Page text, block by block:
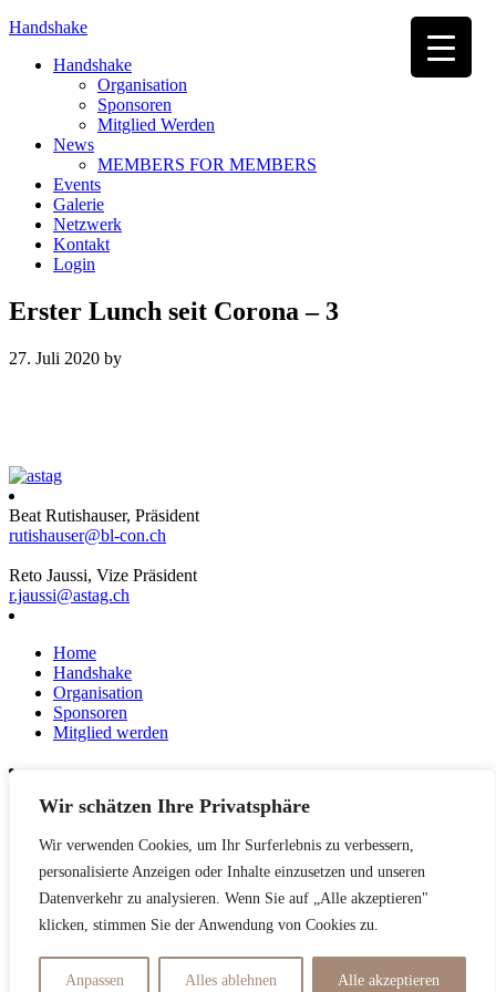
Wir schätzen Ihre Privatsphäre
Wir verwenden Cookies, um Ihr Surferlebnis zu verbessern,
personalisierte Anzeigen oder Inhalte einzusetzen und unseren
Datenverkehr zu analysieren. Wenn Sie auf „Alle akzeptieren"
klicken, stimmen Sie der Anwendung von Cookies zu.
Anpassen Alles ablehnen Alle akzeptieren
Handshake
Handshake
Organisation
Sponsoren
Mitglied Werden
News
MEMBERS FOR MEMBERS
Events
Galerie
Netzwerk
Kontakt
Login
Erster Lunch seit Corona – 3
27. Juli 2020 by
Beat Rutishauser, Präsident
rutishauser@bl-con.ch
Reto Jaussi, Vize Präsident
r.jaussi@astag.ch
Home
Handshake
Organisation
Sponsoren
Mitglied werden
News
Netzwerk
Kontakt
Datenschutzerklärung